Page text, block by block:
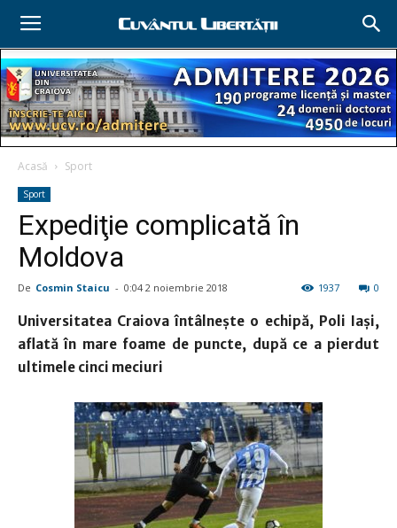
Acasă Sport
Sport
Expediţie complicată în
Moldova
De Cosmin Staicu - 0:04 2 noiembrie 2018 0
1937
Universitatea Craiova întâlneşte o echipă, Poli Iaşi,
aflată în mare foame de puncte, după ce a pierdut
ultimele cinci meciuri